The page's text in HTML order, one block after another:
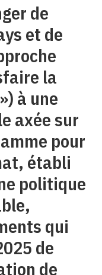
de
et de
la
à une
axée sur
pour
établi
politique
qui
de
de